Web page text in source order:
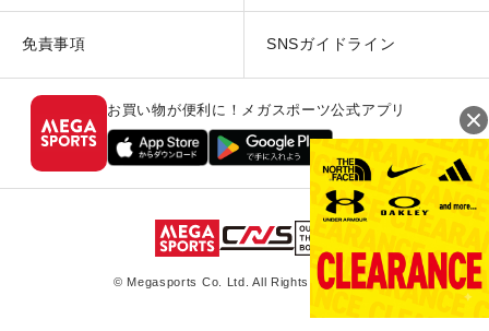
免責事項 SNSガイドライン
お買い物が便利に！メガスポーツ公式アプリ
© Megasports Co. Ltd. All Rights Reserved.